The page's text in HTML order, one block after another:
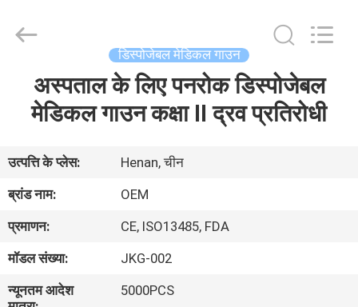
हमारे
बारे
कारखाना
PRODUCTS
CO.,LTD(WUHAN
Reserved.
डिस्पोजेबल मेडिकल गाउन
अस्पताल के लिए पनरोक डिस्पोजेबल
मेडिकल गाउन कक्षा II द्रव प्रतिरोधी
उत्पत्ति के प्लेस:
Henan, चीन
ब्रांड नाम:
OEM
प्रमाणन:
CE, ISO13485, FDA
मॉडल संख्या:
JKG-002
न्यूनतम आदेश
5000PCS